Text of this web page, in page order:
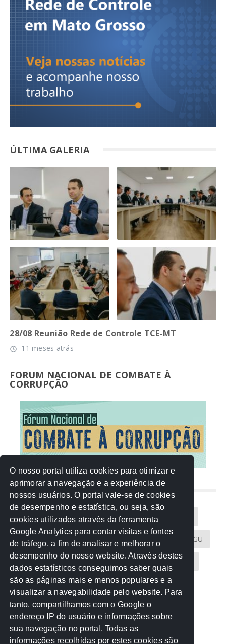
ÚLTIMA GALERIA
28/08 Reunião Rede de Controle TCE-MT
access_time 11 meses atrás
FORUM NACIONAL DE COMBATE À
CORRUPÇÃO
NUVEM DE TAGS
Acontece na Rede AGU AMM
Atricon Audicom CAU-MT CGU
CREA-MT Eventos MPC-MT MPE-MT
MPF Notícias PF PGE-MT PGR
Receita Federal Sem categoria
TCE-MT TCU TRE
O nosso portal utiliza cookies para otimizar e
aprimorar a navegação e a experiência de
nossos usuários. O portal vale-se de cookies
de desempenho e estatística, ou seja, são
cookies utilizados através da ferramenta
Google Analytics para contar visitas e fontes
de tráfego, a fim de analisar e melhorar o
desempenho do nosso website. Através destes
dados estatísticos conseguimos saber quais
são as páginas mais e menos populares e a
visualizar a navegabilidade pelo website. Para
tanto, compartilhamos com o Google o
endereço IP do usuário e informações sobre
sua navegação no portal. Todas as
informações recolhidas por estes cookies são